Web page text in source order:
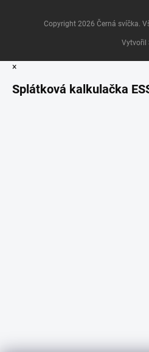
Vytvořil
Copyright 2026 Černá svíčka.
×
Splátková kalkulačka